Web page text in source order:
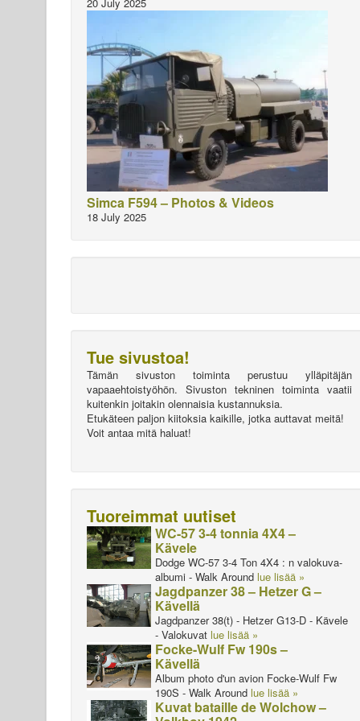
Simca F594 – Photos & Videos
18 July 2025
Tue sivustoa!
Tämän sivuston toiminta perustuu ylläpitäjän
vapaaehtoistyöhön. Sivuston tekninen toiminta vaatii
kuitenkin joitakin olennaisia kustannuksia.
Etukäteen paljon kiitoksia kaikille, jotka auttavat meitä!
Voit antaa mitä haluat!
Tuoreimmat uutiset
WC-57 3-4 tonnia 4X4 –
Kävele
Dodge WC-57 3-4 Ton 4X4 : n valokuva-
albumi - Walk Around lue lisää »
Jagdpanzer 38 – Hetzer G –
Kävellä
Jagdpanzer 38(t) - Hetzer G13-D - Kävele
- Valokuvat lue lisää »
Focke-Wulf Fw 190s –
Kävellä
Album photo d'un avion Focke-Wulf Fw
190S - Walk Around lue lisää »
Kuvat bataille de Wolchow –